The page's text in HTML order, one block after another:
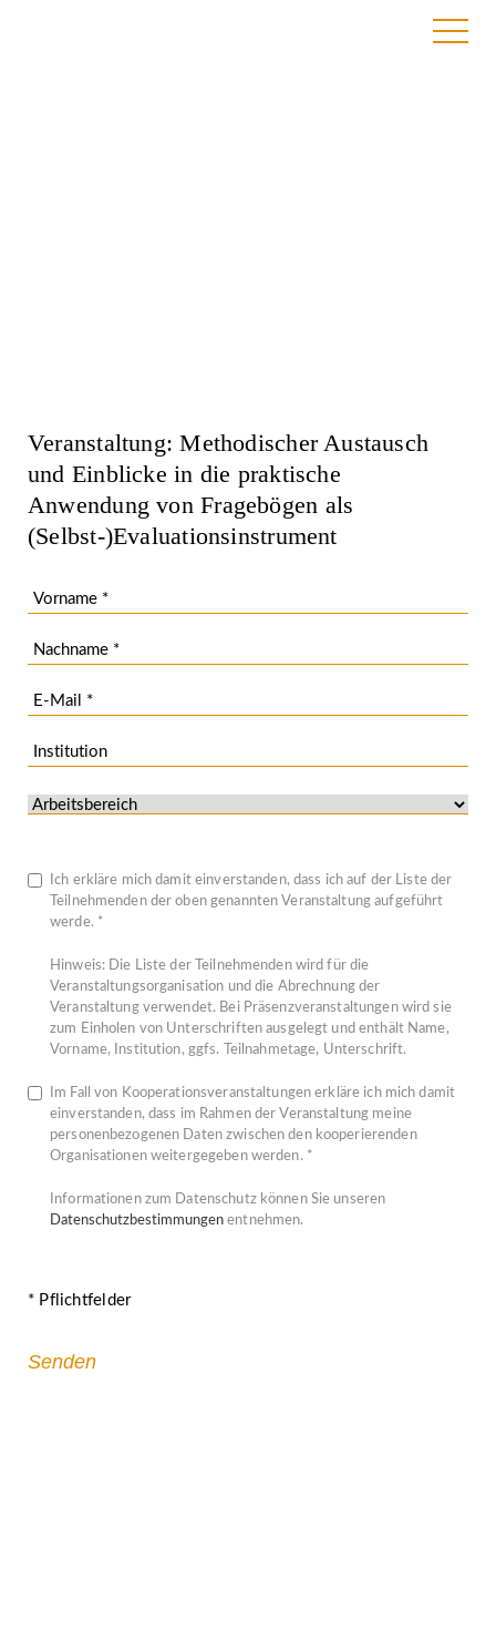
Veranstaltung: Methodischer Austausch
und Einblicke in die praktische
Anwendung von Fragebögen als
(Selbst-)Evaluationsinstrument
Ich erkläre mich damit einverstanden, dass ich auf der Liste der
Teilnehmenden der oben genannten Veranstaltung aufgeführt
werde. *
Hinweis: Die Liste der Teilnehmenden wird für die
Veranstaltungsorganisation und die Abrechnung der
Veranstaltung verwendet. Bei Präsenzveranstaltungen wird sie
zum Einholen von Unterschriften ausgelegt und enthält Name,
Vorname, Institution, ggfs. Teilnahmetage, Unterschrift.
Im Fall von Kooperationsveranstaltungen erkläre ich mich damit
einverstanden, dass im Rahmen der Veranstaltung meine
personenbezogenen Daten zwischen den kooperierenden
Organisationen weitergegeben werden. *
Informationen zum Datenschutz können Sie unseren
Datenschutzbestimmungen entnehmen.
* Pflichtfelder